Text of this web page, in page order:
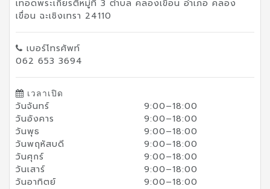
เทอดพระเกียรติหมู่ที่ 3 ตำบล คลองเขื่อน อำเภอ คลอง
เขื่อน ฉะเชิงเทรา 24110
เบอร์โทรศัพท์
062 653 3694
เวลาเปิด
วันจันทร์
9:00–18:00
วันอังคาร
9:00–18:00
วันพุธ
9:00–18:00
วันพฤหัสบดี
9:00–18:00
วันศุกร์
9:00–18:00
วันเสาร์
9:00–18:00
วันอาทิตย์
9:00–18:00